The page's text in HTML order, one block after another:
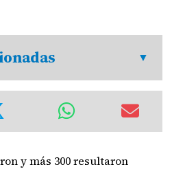
y más 300 resultaron